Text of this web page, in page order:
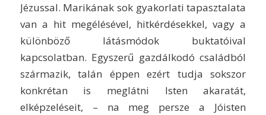
Jézussal. Marikának sok gyakorlati tapasztalata
van a hit megélésével, hitkérdésekkel, vagy a
különböző látásmódok buktatóival
kapcsolatban. Egyszerű gazdálkodó családból
származik, talán éppen ezért tudja sokszor
konkrétan is meglátni Isten akaratát,
elképzeléseit, – na meg persze a Jóisten